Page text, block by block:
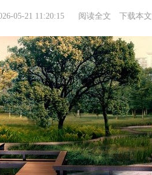
05-21 11:20:15 阅读全文 下载本文